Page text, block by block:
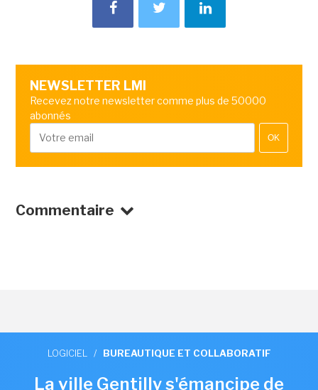
NEWSLETTER LMI
Recevez notre newsletter comme plus de 50000
abonnés
OK
Commentaire
LOGICIEL / BUREAUTIQUE ET COLLABORATIF
La ville Gentilly s'émancipe de